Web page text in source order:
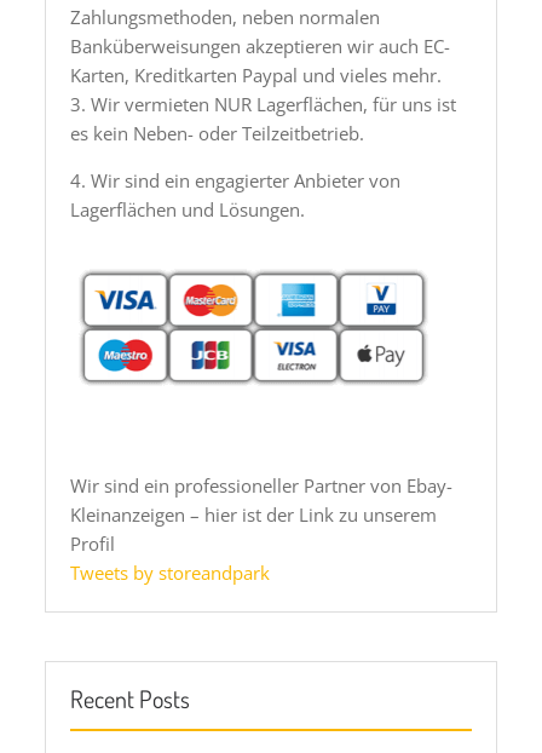
Zahlungsmethoden, neben normalen
Banküberweisungen akzeptieren wir auch EC-
Karten, Kreditkarten Paypal und vieles mehr.
3. Wir vermieten NUR Lagerflächen, für uns ist
es kein Neben- oder Teilzeitbetrieb.
4. Wir sind ein engagierter Anbieter von
Lagerflächen und Lösungen.
Wir sind ein professioneller Partner von Ebay-
Kleinanzeigen – hier ist der Link zu unserem
Profil
Tweets by storeandpark
Recent Posts